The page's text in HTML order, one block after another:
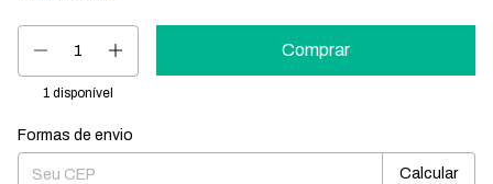
1 disponível
Entregas para o CEP:
Formas de envio
Calcular